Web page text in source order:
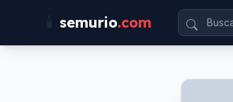
semurio.com